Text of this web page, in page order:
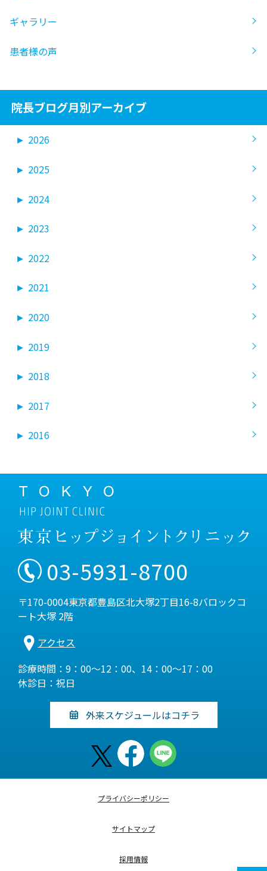
ギャラリー
患者様の声
院長ブログ月別アーカイブ
► 2026
► 2025
► 2024
► 2023
► 2022
► 2021
► 2020
► 2019
► 2018
► 2017
► 2016
03-5931-8700
〒170-0004東京都豊島区北大塚2丁目16-8バロックコ
ート大塚 2階
アクセス
診療時間：9：00～12：00、14：00～17：00
休診日：祝日
外来スケジュールはコチラ
プライバシーポリシー
サイトマップ
採用情報